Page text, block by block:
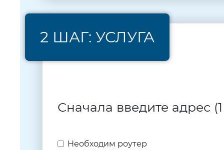
2 ШАГ: УСЛУГА
Сначала введите адрес
Необходим роутер